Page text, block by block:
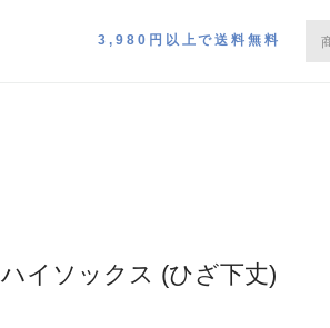
3,980円以上で送料無料
ハイソックス (ひざ下丈)